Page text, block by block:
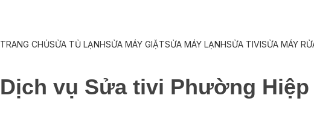
TRANG CHỦSỬA TỦ LẠNHSỬA MÁY GIẶTSỬA MÁY LẠNHSỬA TIVISỬA MÁY
Dịch vụ Sửa tivi Phường